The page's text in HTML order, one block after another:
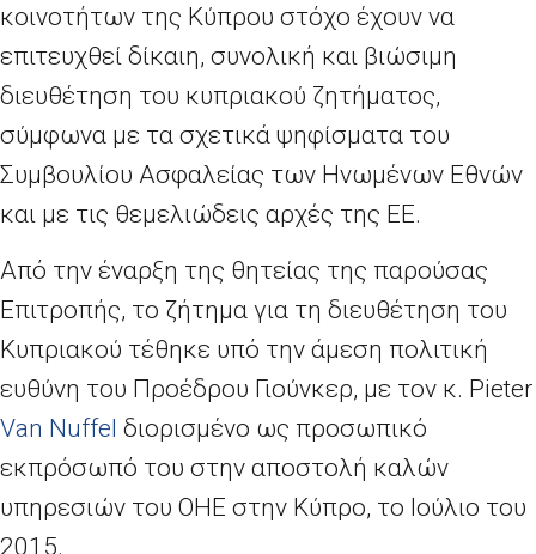
κοινοτήτων της Κύπρου στόχο έχουν να
επιτευχθεί δίκαιη, συνολική και βιώσιμη
διευθέτηση του κυπριακού ζητήματος,
σύμφωνα με τα σχετικά ψηφίσματα του
Συμβουλίου Ασφαλείας των Ηνωμένων Εθνών
και με τις θεμελιώδεις αρχές της ΕΕ.
Από την έναρξη της θητείας της παρούσας
Επιτροπής, το ζήτημα για τη διευθέτηση του
Κυπριακού τέθηκε υπό την άμεση πολιτική
ευθύνη του Προέδρου Γιούνκερ, με τον κ. Pieter
Van Nuffel διορισμένο ως προσωπικό
εκπρόσωπό του στην αποστολή καλών
υπηρεσιών του ΟΗΕ στην Κύπρο, το Ιούλιο του
2015.